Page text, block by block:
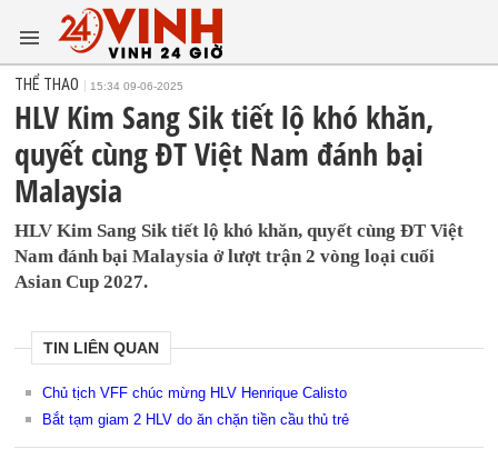
THỂ THAO 15:34 09-06-2025
HLV Kim Sang Sik tiết lộ khó khăn,
quyết cùng ĐT Việt Nam đánh bại
Malaysia
HLV Kim Sang Sik tiết lộ khó khăn, quyết cùng ĐT Việt
Nam đánh bại Malaysia ở lượt trận 2 vòng loại cuối
Asian Cup 2027.
TIN LIÊN QUAN
Chủ tịch VFF chúc mừng HLV Henrique Calisto
Bắt tạm giam 2 HLV do ăn chặn tiền cầu thủ trẻ